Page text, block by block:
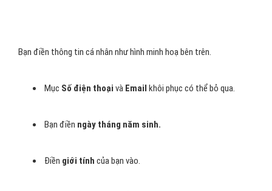
Bạn điền thông tin cá nhân như hình minh hoạ bên trên.
Mục Số điện thoại và Email khôi phục có thể bỏ qua.
Bạn điền ngày tháng năm sinh.
Điền giới tính của bạn vào.